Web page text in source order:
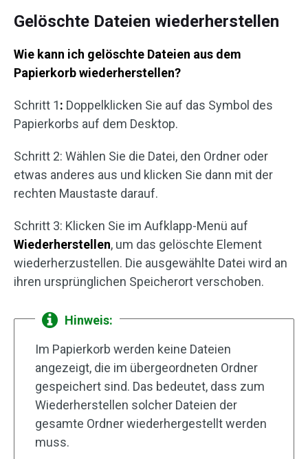
Gelöschte Dateien wiederherstellen
Wie kann ich gelöschte Dateien aus dem
Papierkorb wiederherstellen?
Schritt 1: Doppelklicken Sie auf das Symbol des
Papierkorbs auf dem Desktop.
Schritt 2: Wählen Sie die Datei, den Ordner oder
etwas anderes aus und klicken Sie dann mit der
rechten Maustaste darauf.
Schritt 3: Klicken Sie im Aufklapp-Menü auf
Wiederherstellen, um das gelöschte Element
wiederherzustellen. Die ausgewählte Datei wird an
ihren ursprünglichen Speicherort verschoben.
Hinweis:
Im Papierkorb werden keine Dateien
angezeigt, die im übergeordneten Ordner
gespeichert sind. Das bedeutet, dass zum
Wiederherstellen solcher Dateien der
gesamte Ordner wiederhergestellt werden
muss.